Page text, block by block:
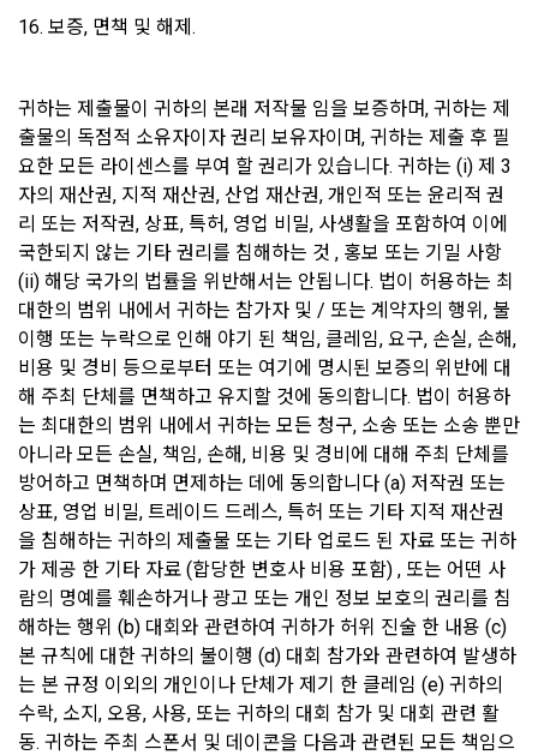
금을 환급하거나 그 조치를 시작한다. 이 경우 “사이트”가 이용
행령」 제21조의 2에서 정하는 지연이자율을 곱하여 산정한 지
연이자를 지급한다.
2. “사이트”는 위 대금을 환급함에 있어서 이용자가 신용카드 또
는 전자화폐 등의 결제수단으로 재화 및 서비스 등의 대금을 지
급한 때에는 지체 없이 당해 결제수단을 제공한 사업자로 하여
금 재화 및 서비스 등의 대금의 청구를 정지 또는 취소하도록 요
청한다.
3. 청약철회 등의 경우 공급받은 재화 및 서비스 등의 반환에 필
요한 비용은 이용자가 부담한다. “사이트”는 이용자에게 청약철
회 등을 이유로 위약금 또는 손해배상을 청구하지 않는다. 다만
재화 및 서비스 등의 내용이 표시·광고 내용과 다르거나 계약 내
용과 다르게 이행되어 청약철회 등을 하는 경우 재화 및 서비스
등의 반환에 필요한 비용은 “사이트”가 부담한다.
제 17 조 (서비스 제공의 중지)
"회사"는 다음 각호에 해당하는 경우 서비스의 제공을 중지할 수
있다.
1. 설비의 보수 등 "회사"의 필요에 의해 사전에 "회원"들에게 통
지한 경우
2. 기간통신사업자가 전기통신서비스 제공을 중지하는 경우
3. 기타 불가항력적인 사유에 의해 서비스 제공이 객관적으로
불가능한 경우
3) 보유기간을 미리 공지하고 그 보유기간이 경과하지 아니한
경우와 개별적으로 동의를 받은 경우에는 약정한 기간 동안 보
유합니다.
4) 개인정보보호를 위하여 이용자가 1년 동안 "데이콘"을 이용
하지 않은 경우, 이메일(또는 페이스북 등 외부 서비스와의 연동
을 통해 이용자가 설정한 계정 정보)를 "휴면계정"로 분리하여
해당 계정의 이용을 중지할 수 있습니다. 이 경우 "회사"는 "휴면
계정 처리 예정일"로부터 30일 이전에 해당사실을 전자메일, 서
면, SMS 중 하나의 방법으로 사전 통지하며 이용자가 직접 본인
확인을 거쳐, 다시 "사이트" 이용 의사표시를 한 경우에는 "사이
트" 이용이 가능합니다.
7. 개인정보 파기절차 및 파기방법
“회사”는 원칙적으로 이용자의 개인정보를 회원 탈퇴 시 지체없
이 파기하고 있습니다. 단, 이용자에게 개인정보 보관기간에 대
해 별도의 동의를 얻은 경우, 또는 법령에서 일정 기간 정보보관
의무를 부과하는 경우에는 해당 기간 동안 개인정보를 안전하게
보관합니다.
부정가입 및 징계기록 등의 부정이용기록은 부정 가입 및 이용
16. 보증, 면책 및 해제.
귀하는 제출물이 귀하의 본래 저작물 임을 보증하며, 귀하는 제
출물의 독점적 소유자이자 권리 보유자이며, 귀하는 제출 후 필
요한 모든 라이센스를 부여 할 권리가 있습니다. 귀하는 (i) 제 3
자의 재산권, 지적 재산권, 산업 재산권, 개인적 또는 윤리적 권
리 또는 저작권, 상표, 특허, 영업 비밀, 사생활을 포함하여 이에
국한되지 않는 기타 권리를 침해하는 것 , 홍보 또는 기밀 사항
(ii) 해당 국가의 법률을 위반해서는 안됩니다. 법이 허용하는 최
대한의 범위 내에서 귀하는 참가자 및 / 또는 계약자의 행위, 불
이행 또는 누락으로 인해 야기 된 책임, 클레임, 요구, 손실, 손해,
비용 및 경비 등으로부터 또는 여기에 명시된 보증의 위반에 대
해 주최 단체를 면책하고 유지할 것에 동의합니다. 법이 허용하
는 최대한의 범위 내에서 귀하는 모든 청구, 소송 또는 소송 뿐만
아니라 모든 손실, 책임, 손해, 비용 및 경비에 대해 주최 단체를
방어하고 면책하며 면제하는 데에 동의합니다 (a) 저작권 또는
상표, 영업 비밀, 트레이드 드레스, 특허 또는 기타 지적 재산권
을 침해하는 귀하의 제출물 또는 기타 업로드 된 자료 또는 귀하
가 제공 한 기타 자료 (합당한 변호사 비용 포함) , 또는 어떤 사
람의 명예를 훼손하거나 광고 또는 개인 정보 보호의 권리를 침
해하는 행위 (b) 대회와 관련하여 귀하가 허위 진술 한 내용 (c)
본 규칙에 대한 귀하의 불이행 (d) 대회 참가와 관련하여 발생하
는 본 규정 이외의 개인이나 단체가 제기 한 클레임 (e) 귀하의
수락, 소지, 오용, 사용, 또는 귀하의 대회 참가 및 대회 관련 활
동. 귀하는 주최 스폰서 및 데이콘을 다음과 관련된 모든 책임으